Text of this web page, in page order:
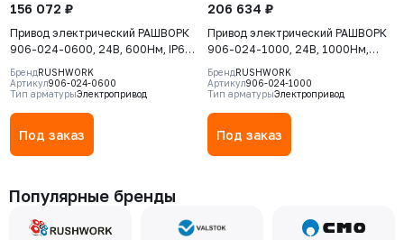
156 072 ₽
Привод электрический РАШВОРК
906-024-0600, 24В, 600Нм, IP67,
40сек
БрендRUSHWORK
Артикул906-024-0600
Тип арматурыЭлектропривод
Под заказ
206 634 ₽
Привод электрический РАШВОРК
906-024-1000, 24В, 1000Нм,
IP67, 40сек
БрендRUSHWORK
Артикул906-024-1000
Тип арматурыЭлектропривод
Под заказ
Популярные бренды